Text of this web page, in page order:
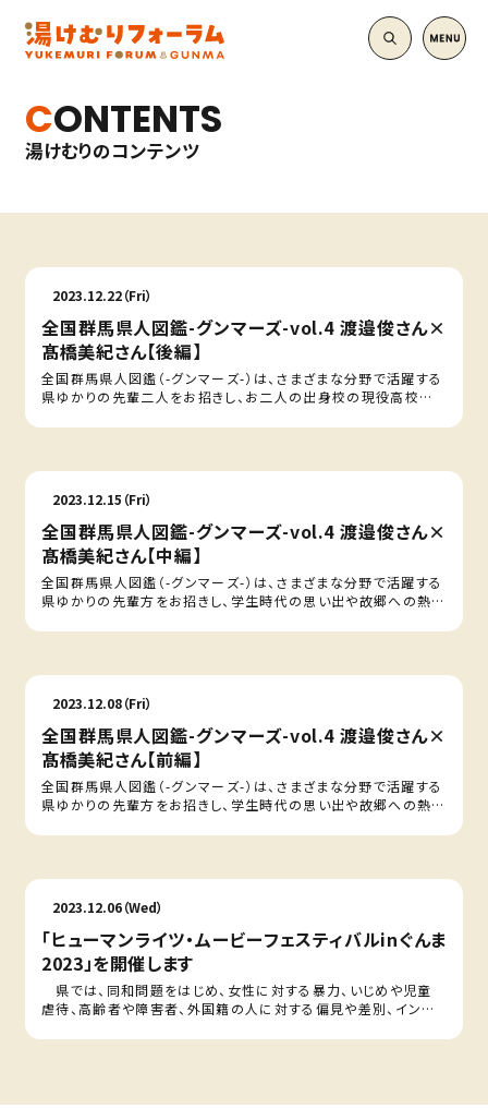
CONTENTS
湯けむりのコンテンツ
2023.12.22（Fri）
全国群馬県人図鑑-グンマーズ-vol.4 渡邉俊さん×
髙橋美紀さん【後編】
全国群馬県人図鑑（-グンマーズ-）は、さまざまな分野で活躍する
県ゆかりの先輩二人をお招きし、お二人の出身校の現役高校
2023.12.15（Fri）
全国群馬県人図鑑-グンマーズ-vol.4 渡邉俊さん×
髙橋美紀さん【中編】
全国群馬県人図鑑（-グンマーズ-）は、さまざまな分野で活躍する
県ゆかりの先輩方をお招きし、学生時代の思い出や故郷への熱…
2023.12.08（Fri）
全国群馬県人図鑑-グンマーズ-vol.4 渡邉俊さん×
髙橋美紀さん【前編】
全国群馬県人図鑑（-グンマーズ-）は、さまざまな分野で活躍する
県ゆかりの先輩方をお招きし、学生時代の思い出や故郷への熱…
2023.12.06（Wed）
「ヒューマンライツ・ムービーフェスティバルinぐんま
2023」を開催します
県では、同和問題をはじめ、女性に対する暴力、いじめや児童
虐待、高齢者や障害者、外国籍の人に対する偏見や差別、インタ